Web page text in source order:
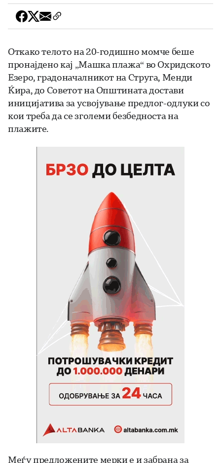
Откако телото на 20-годишно момче беше
пронајдено кај „Машка плажа“ во Охридското
Езеро, градоначалникот на Струга, Менди
Ќира, до Советот на Општината достави
иницијатива за усвојување предлог-одлуки со
кои треба да се зголеми безбедноста на
плажите.
Меѓу предложените мерки е и забрана за